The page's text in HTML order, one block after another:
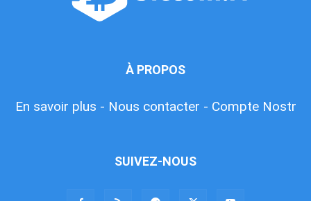
À PROPOS
En savoir plus - Nous contacter - Compte Nostr
SUIVEZ-NOUS